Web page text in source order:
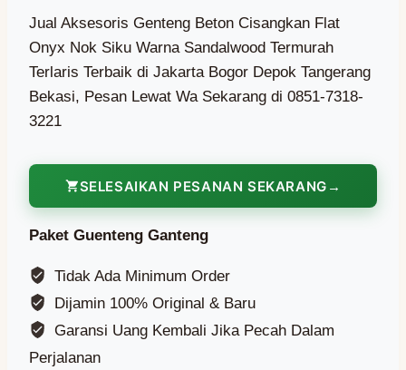
Jual Aksesoris Genteng Beton Cisangkan Flat
Onyx Nok Siku Warna Sandalwood Termurah
Terlaris Terbaik di Jakarta Bogor Depok Tangerang
Bekasi, Pesan Lewat Wa Sekarang di 0851-7318-
3221
SELESAIKAN PESANAN SEKARANG
Paket Guenteng Ganteng
Tidak Ada Minimum Order
Dijamin 100% Original & Baru
Garansi Uang Kembali Jika Pecah Dalam
Perjalanan